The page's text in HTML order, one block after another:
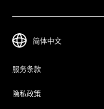
服务条款
隐私政策